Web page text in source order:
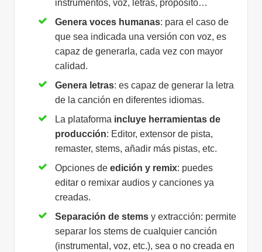
instrumentos, voz, letras, propósito…
Genera voces humanas: para el caso de
que sea indicada una versión con voz, es
capaz de generarla, cada vez con mayor
calidad.
Genera letras: es capaz de generar la letra
de la canción en diferentes idiomas.
La plataforma incluye herramientas de
producción: Editor, extensor de pista,
remaster, stems, añadir más pistas, etc.
Opciones deedición y remix: puedes
editar o remixar audios y canciones ya
creadas.
Separación de stems y extracción: permite
separar los stems de cualquier canción
(instrumental, voz, etc.), sea o no creada en